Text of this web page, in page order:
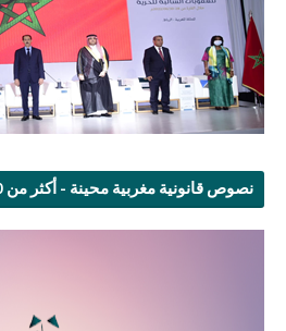
نصوص قانونية مغربية محينة - أكثر من 150 نص قانوني